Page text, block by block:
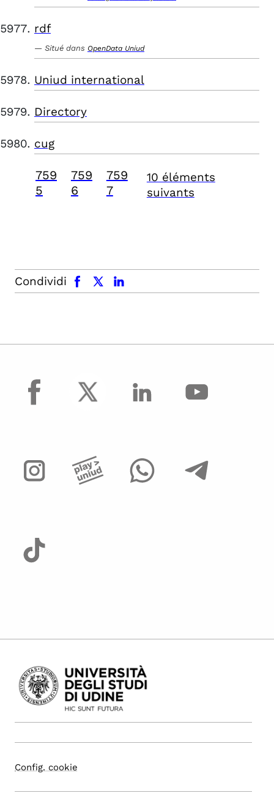
rdf
Situé dans OpenData Uniud
Uniud international
Directory
cug
759
5
759
6
759
7
10 éléments
suivants
Condividi
facebook x.com linkedin
facebook
Config. cookie